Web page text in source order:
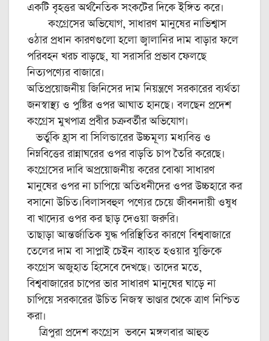
একটি বৃহত্তর অর্থনৈতিক সংকটের দিকে ইঙ্গিত করে।
কংগ্রেসের অভিযোগ, সাধারণ মানুষের নাভিশ্বাস
ওঠার প্রধান কারণগুলো হলো জ্বালানির দাম বাড়ার ফলে
পরিবহন খরচ বাড়ছে, যা সরাসরি প্রভাব ফেলছে
নিত্যপণ্যের বাজারে।
অতিপ্রয়োজনীয় জিনিসের দাম নিয়ন্ত্রণে সরকারের ব্যর্থতা
জনস্বাস্থ্য ও পুষ্টির ওপর আঘাত হানছে। বলছেন প্রদেশ
কংগ্রেস মুখপাত্র প্রবীর চক্রবর্তীর অভিযোগ।
ভর্তুকি হ্রাস বা সিলিন্ডারের উচ্চমূল্য মধ্যবিত্ত ও
নিম্নবিত্তের রান্নাঘরের ওপর বাড়তি চাপ তৈরি করেছে।
কংগ্রেসের দাবি অপ্রয়োজনীয় করের বোঝা সাধারণ
মানুষের ওপর না চাপিয়ে অতিধনীদের ওপর উচ্চহারে কর
বসানো উচিত।বিলাসবহুল পণ্যের চেয়ে জীবনদায়ী ওষুধ
বা খাদ্যের ওপর কর ছাড় দেওয়া জরুরি।
তাছাড়া আন্তর্জাতিক যুদ্ধ পরিস্থিতির কারণে বিশ্ববাজারে
তেলের দাম বা সাপ্লাই চেইন ব্যাহত হওয়ার যুক্তিকে
কংগ্রেস অজুহাত হিসেবে দেখছে। তাদের মতে,
বিশ্ববাজারের চাপের ভার সাধারণ মানুষের ঘাড়ে না
চাপিয়ে সরকারের উচিত নিজস্ব ভাণ্ডার থেকে ত্রাণ নিশ্চিত
করা।
ত্রিপুরা প্রদেশ কংগ্রেস ভবনে মঙ্গলবার আহুত